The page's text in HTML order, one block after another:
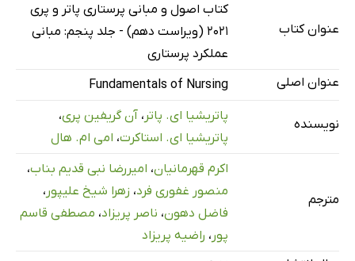
دانش پایه پرستاری
فرایند پرستاری
منابع تحقیقی
پایه دانش پرستاری
عنوان کتاب
کتاب اصول و مبانی پرستاری پاتر و پری
2021 (ویراست دهم) - جلد پنجم: مبانی
عملکرد پرستاری
عنوان اصلی
Fundamentals of Nursing
نویسنده
پاتریشیا ای. پاتر ، آن گریفین پری،
پاتریشیا ای. استاکرت، امی ام. هال
مترجم
اکرم قهرمانیان، امیررضا نبی قدیم بناب،
منصور غفوری فرد، زهرا شیخ علیپور ،
فاضل دهون، ناصر پریزاد، مصطفی قاسم
پور ، راضیه پریزاد